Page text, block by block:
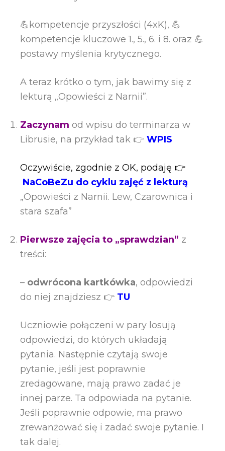
💪kompetencje przyszłości (4xK), 💪
kompetencje kluczowe 1., 5., 6. i 8. oraz 💪
postawy myślenia krytycznego.
A teraz krótko o tym, jak bawimy się z
lekturą „Opowieści z Narnii”.
Zaczynam od wpisu do terminarza w
Librusie, na przykład tak 👉 WPIS
Oczywiście, zgodnie z OK, podaję 👉
NaCoBeZu do cyklu zajęć z lekturą
„Opowieści z Narnii. Lew, Czarownica i
stara szafa”
Pierwsze zajęcia to „sprawdzian” z
treści:
– odwrócona kartkówka, odpowiedzi
do niej znajdziesz 👉 TU
Uczniowie połączeni w pary losują
odpowiedzi, do których układają
pytania. Następnie czytają swoje
pytanie, jeśli jest poprawnie
zredagowane, mają prawo zadać je
innej parze. Ta odpowiada na pytanie.
Jeśli poprawnie odpowie, ma prawo
zrewanżować się i zadać swoje pytanie. I
tak dalej.